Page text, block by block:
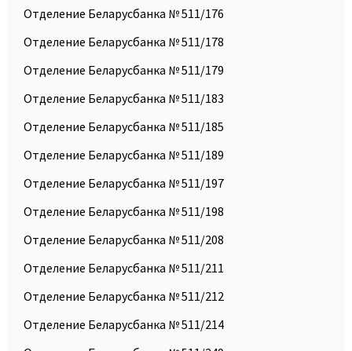
Отделение Беларусбанка № 511/176
Отделение Беларусбанка № 511/178
Отделение Беларусбанка № 511/179
Отделение Беларусбанка № 511/183
Отделение Беларусбанка № 511/185
Отделение Беларусбанка № 511/189
Отделение Беларусбанка № 511/197
Отделение Беларусбанка № 511/198
Отделение Беларусбанка № 511/208
Отделение Беларусбанка № 511/211
Отделение Беларусбанка № 511/212
Отделение Беларусбанка № 511/214